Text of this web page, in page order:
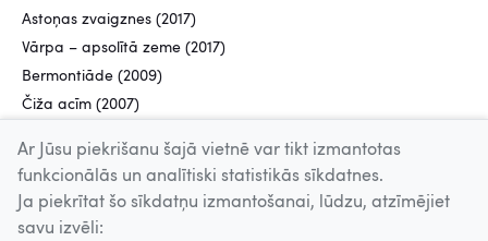
Astoņas zvaigznes (2017)
Vārpa – apsolītā zeme (2017)
Bermontiāde (2009)
Čiža acīm (2007)
Uz augšu
Ar Jūsu piekrišanu šajā vietnē var tikt izmantotas
funkcionālās un analītiski statistikās sīkdatnes.
Ja piekrītat šo sīkdatņu izmantošanai, lūdzu, atzīmējiet
savu izvēli: